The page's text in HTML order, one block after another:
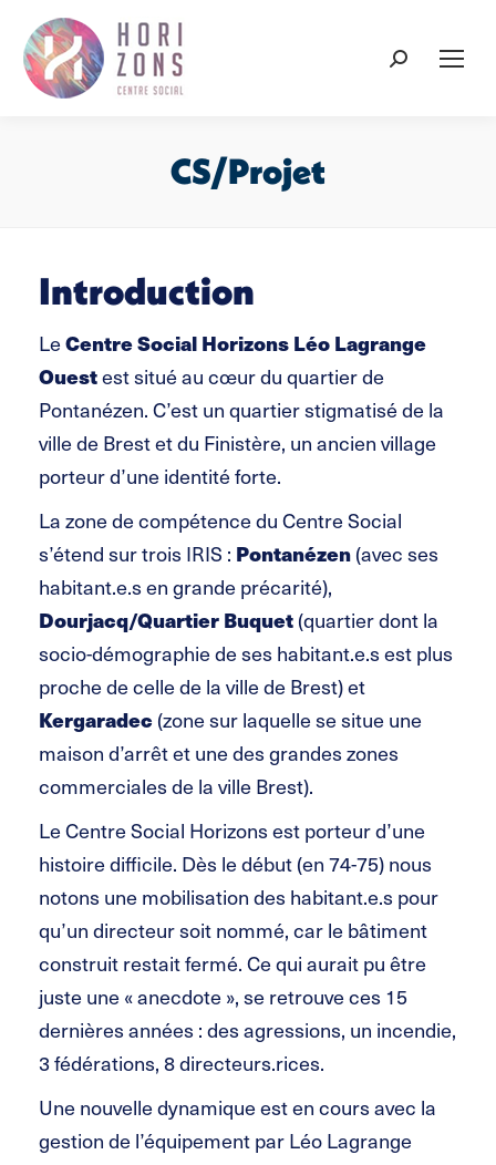
Recherche
CS/Projet
Introduction
LeCentre Social Horizons Léo Lagrange
Ouestest situé au cœur du quartier de
Pontanézen. C’est un quartier stigmatisé de la
ville de Brest et du Finistère, un ancien village
porteur d’une identité forte.
La zone de compétence du Centre Social
s’étend sur trois IRIS : Pontanézen(avec ses
habitant.e.s en grande précarité),
Dourjacq/Quartier Buquet(quartier dont la
socio-démographie de ses habitant.e.s est plus
proche de celle de la ville de Brest) et
Kergaradec (zone sur laquelle se situe une
maison d’arrêt et une des grandes zones
commerciales de la ville Brest).
Le Centre Social Horizons est porteur d’une
histoire difficile. Dès le début (en 74-75) nous
notons une mobilisation des habitant.e.s pour
qu’un directeur soit nommé, car le bâtiment
construit restait fermé. Ce qui aurait pu être
juste une « anecdote », se retrouve ces 15
dernières années : des agressions, un incendie,
3 fédérations, 8 directeurs.rices.
Une nouvelle dynamique est en cours avec la
gestion de l’équipement par Léo Lagrange